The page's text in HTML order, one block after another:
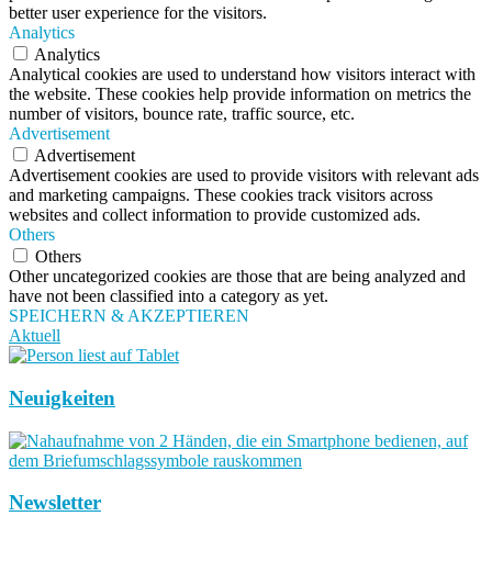
better user experience for the visitors.
Analytics
Analytics
Analytical cookies are used to understand how visitors interact with
the website. These cookies help provide information on metrics the
number of visitors, bounce rate, traffic source, etc.
Advertisement
Advertisement
Advertisement cookies are used to provide visitors with relevant ads
and marketing campaigns. These cookies track visitors across
websites and collect information to provide customized ads.
Others
Others
Other uncategorized cookies are those that are being analyzed and
have not been classified into a category as yet.
SPEICHERN & AKZEPTIEREN
Aktuell
Neuigkeiten
Newsletter